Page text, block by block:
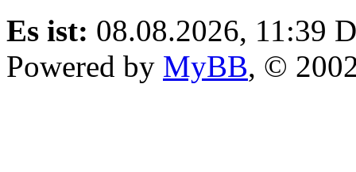
Es ist: 08.08.2026, 11:39
Powered by MyBB, ©